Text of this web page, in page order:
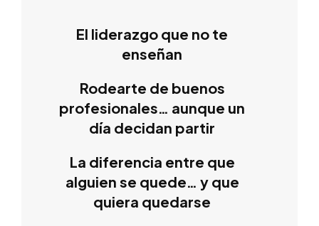
El liderazgo que no te
enseñan
Rodearte de buenos
profesionales… aunque un
día decidan partir
La diferencia entre que
alguien se quede… y que
quiera quedarse